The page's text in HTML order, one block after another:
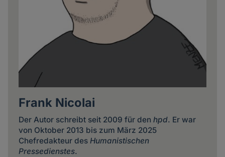
Frank Nicolai
Der Autor schreibt seit 2009 für den hpd. Er war
von Oktober 2013 bis zum März 2025
Chefredakteur des Humanistischen
Pressedienstes.